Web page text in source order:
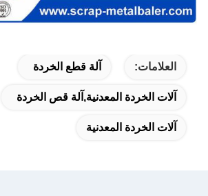
العلامات: آلة قطع الخردة
آلات الخردة المعدنية,آلة قص الخردة
آلات الخردة المعدنية